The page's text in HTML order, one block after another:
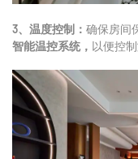
3、温度控制： 确保房间
智能温控系统， 以便控制